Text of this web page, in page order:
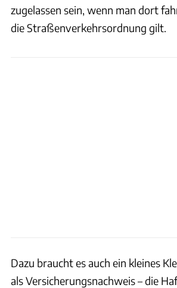
zugelassen sein, wenn man dort
die Straßenverkehrsordnung gilt.
Dazu braucht es auch ein kleines
als Versicherungsnachweis – die